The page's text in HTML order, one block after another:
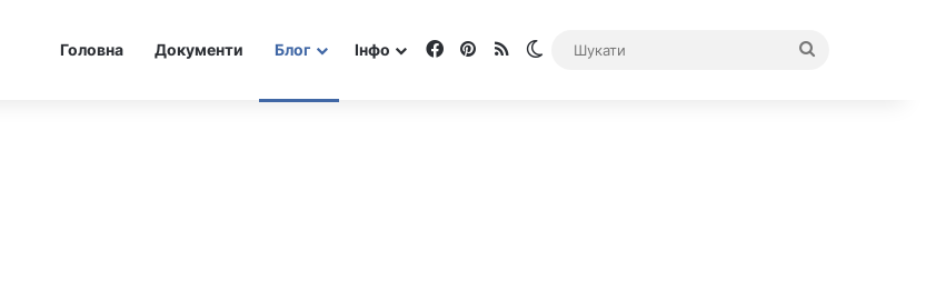
Головна Документи Блог Інфо Facebook
Pinterest
RSS Switch skin